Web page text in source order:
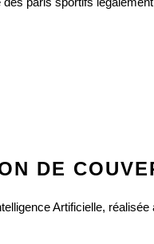
DE
Artificielle,